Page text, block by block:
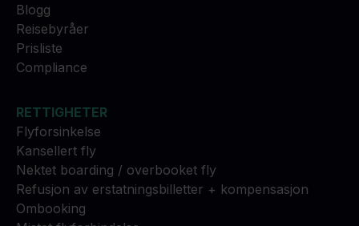
Blogg
Reisebyråer
Prisliste
Compliance
RETTIGHETER
Flyforsinkelse
Kansellert fly
Nektet boarding / overbooket fly
Refusjon av erstatningsbilletter + kompensasjon
Ombooking